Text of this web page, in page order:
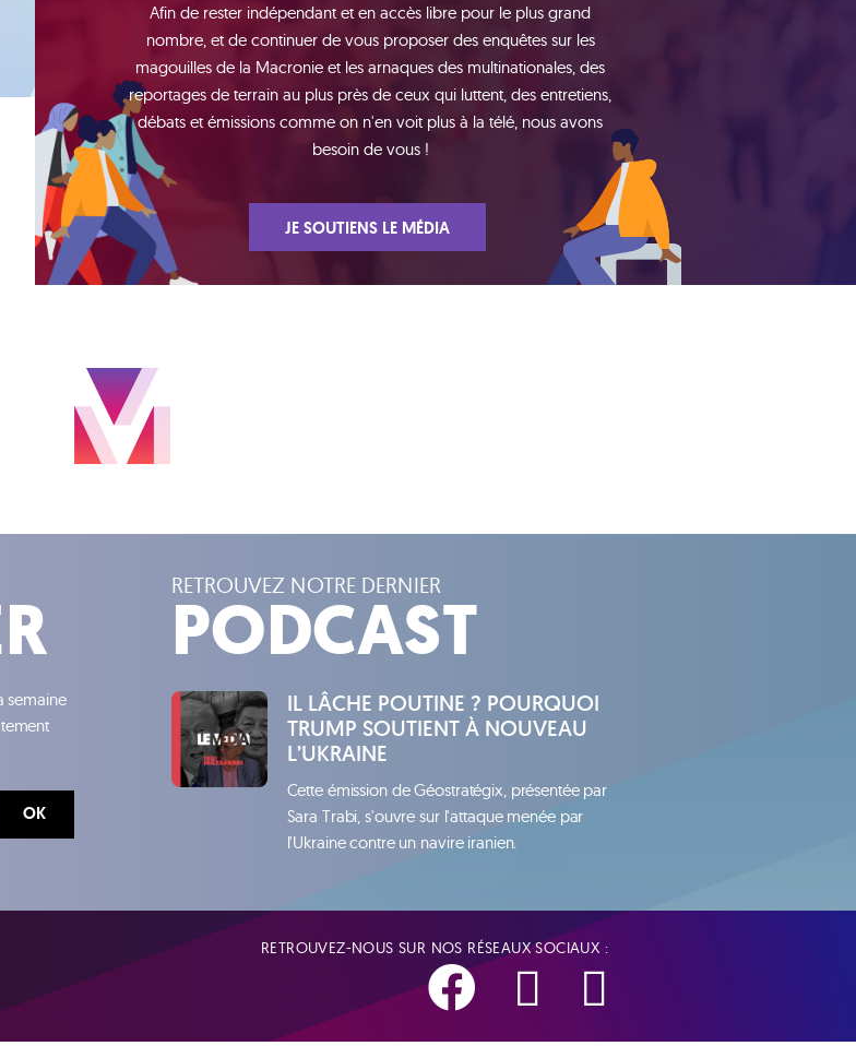
Afin de rester indépendant et en accès libre pour le plus grand
nombre, et de continuer de vous proposer des enquêtes sur les
magouilles de la Macronie et les arnaques des multinationales, des
reportages de terrain au plus près de ceux qui luttent, des entretiens,
débats et émissions comme on n'en voit plus à la télé, nous avons
besoin de vous !
JE SOUTIENS LE MÉDIA
semaine
OK
RETROUVEZ NOTRE DERNIER
PODCAST
IL LÂCHE POUTINE ? POURQUOI
TRUMP SOUTIENT À NOUVEAU
L’UKRAINE
Cette émission de Géostratégix, présentée par
Sara Trabi, s'ouvre sur l'attaque menée par
l'Ukraine contre un navire iranien.
RETROUVEZ-NOUS SUR NOS RÉSEAUX SOCIAUX :